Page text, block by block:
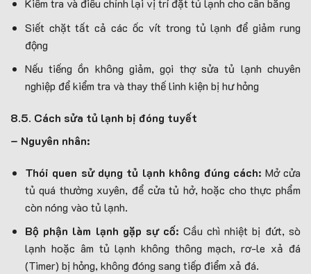
Kiểm tra và điều chỉnh lại vị trí đặt tủ lạnh cho cân bằng
Siết chặt tất cả các ốc vít trong tủ lạnh để giảm rung
động
Nếu tiếng ồn không giảm, gọi thợ sửa tủ lạnh chuyên
nghiệp để kiểm tra và thay thế linh kiện bị hư hỏng
8.5. Cách sửa tủ lạnh bị đóng tuyết
– Nguyên nhân:
Thói quen sử dụng tủ lạnh không đúng cách: Mở cửa
tủ quá thường xuyên, để cửa tủ hở, hoặc cho thực phẩm
còn nóng vào tủ lạnh.
Bộ phận làm lạnh gặp sự cố: Cầu chì nhiệt bị đứt, sò
lạnh hoặc âm tủ lạnh không thông mạch, rơ-le xả đá
(Timer) bị hỏng, không đóng sang tiếp điểm xả đá.